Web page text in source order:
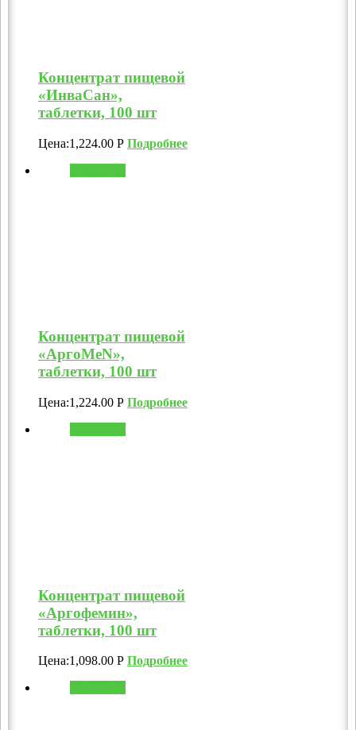
Концентрат пищевой
«ИнваСан»,
таблетки, 100 шт
Цена:1,224.00 Р Подробнее
Концентрат пищевой
«АргоMeN»,
таблетки, 100 шт
Цена:1,224.00 Р Подробнее
Концентрат пищевой
«Аргофемин»,
таблетки, 100 шт
Цена:1,098.00 Р Подробнее